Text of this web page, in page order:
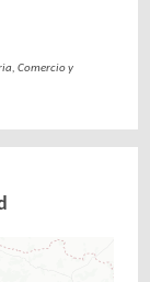
Comercio y